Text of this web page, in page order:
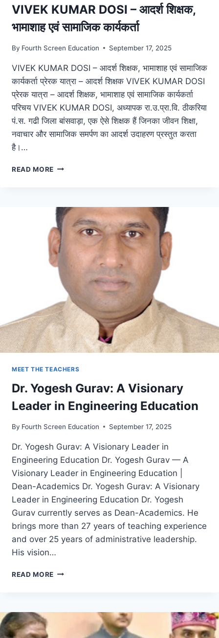
VIVEK KUMAR DOSI – आदर्श शिक्षक,
भामाशाह एवं सामाजिक कार्यकर्ता
By Fourth Screen Education September 17, 2025
VIVEK KUMAR DOSI – आदर्श शिक्षक, भामाशाह एवं सामाजिक
कार्यकर्ता प्रेरक यात्रा – आदर्श शिक्षक VIVEK KUMAR DOSI
प्रेरक यात्रा – आदर्श शिक्षक, भामाशाह एवं सामाजिक कार्यकर्ता
परिचय VIVEK KUMAR DOSI, अध्यापक रा.उ.प्रा.वि. ठीकरिया
पं.स. गढी जिला बांसवाड़ा, एक ऐसे शिक्षक हैं जिनका जीवन शिक्षा,
नवाचार और सामाजिक समर्पण का आदर्श उदाहरण प्रस्तुत करता
है।…
READ MORE VIVEK
आदर्श
शिक्षक,
भामाशाह
एवं
सामाजिक
कार्यकर्ता
MEET THE TEACHERS
Dr. Yogesh Gurav: A Visionary
Leader in Engineering Education
By Fourth Screen Education September 17, 2025
Dr. Yogesh Gurav: A Visionary Leader in
Engineering Education Dr. Yogesh Gurav — A
Visionary Leader in Engineering Education |
Dean-Academics Dr. Yogesh Gurav: A Visionary
Leader in Engineering Education Dr. Yogesh
Gurav currently serves as Dean-Academics. He
brings more than 27 years of teaching experience
and over 25 years of administrative leadership.
His vision…
READ MORE DR.
VISIONARY